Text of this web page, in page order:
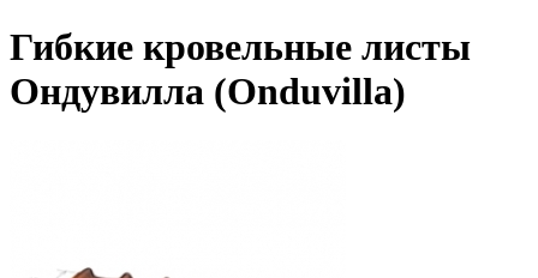
Гибкие кровельные листы
Ондувилла (Onduvilla)